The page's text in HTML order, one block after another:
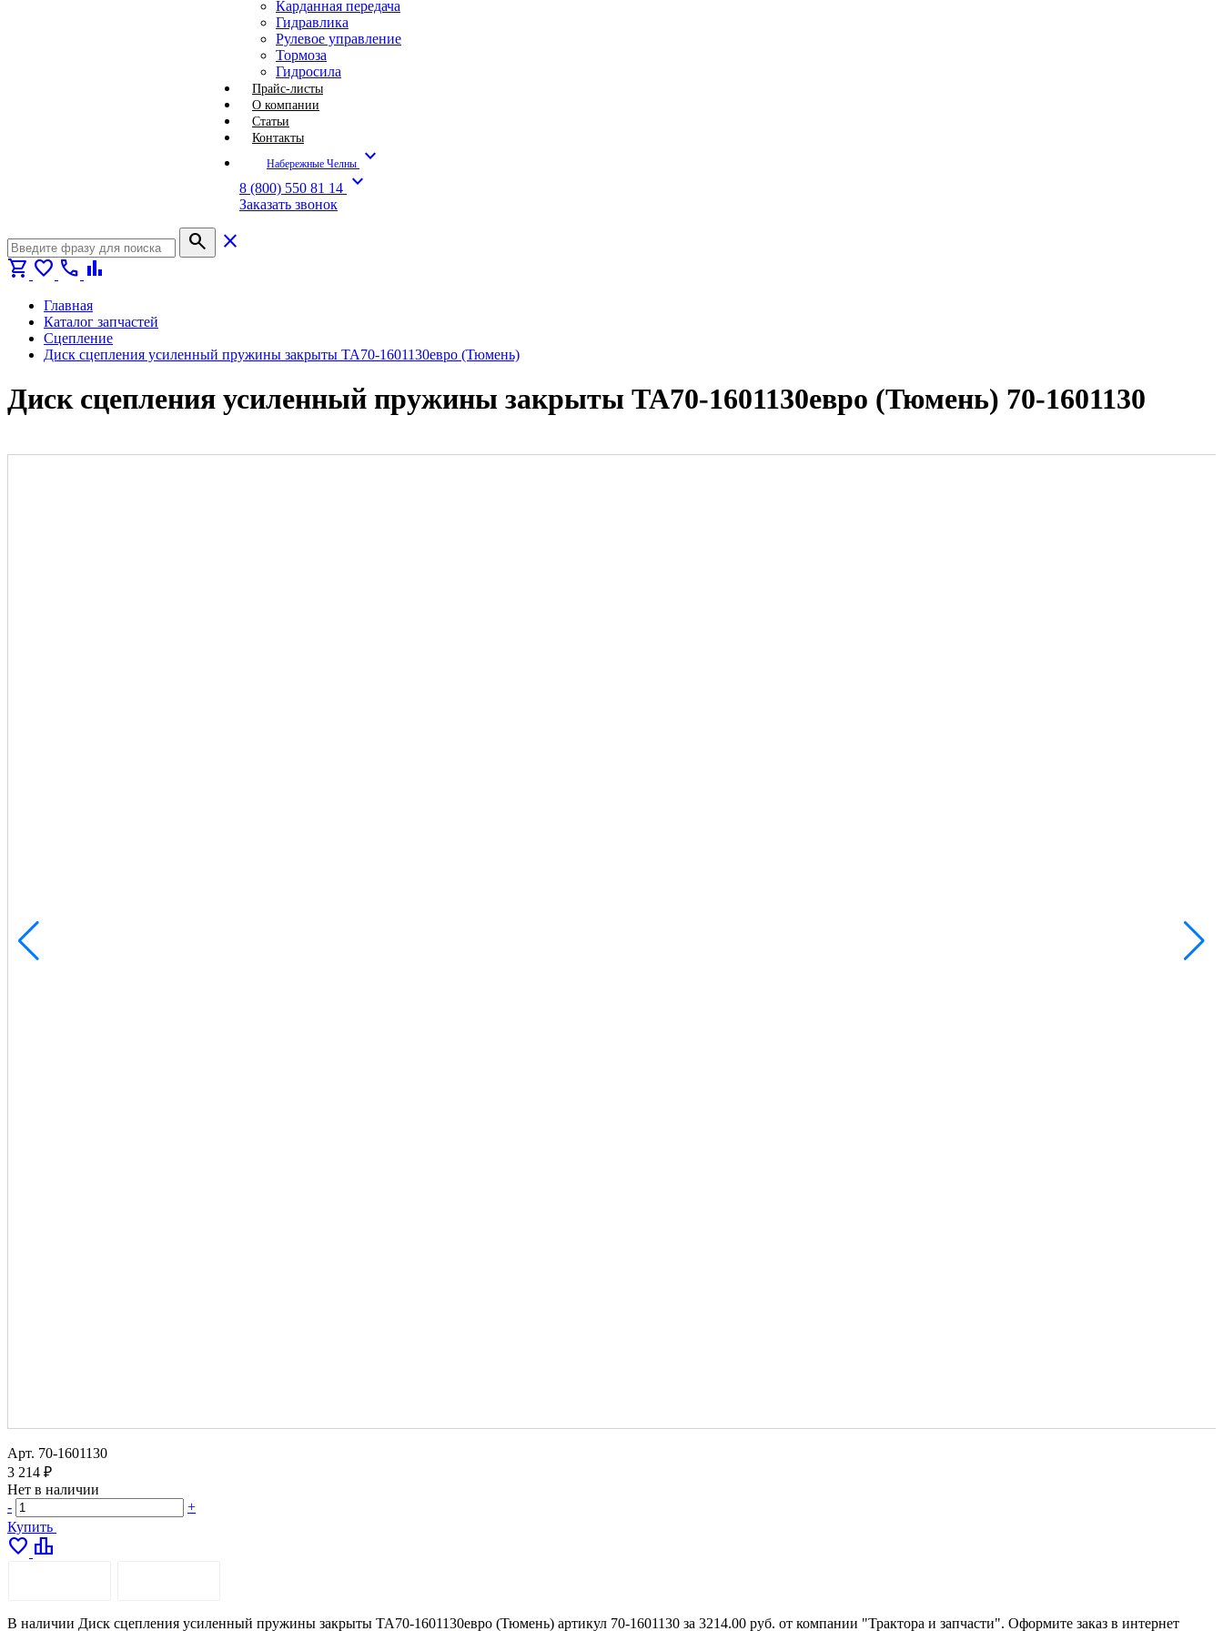
Карданная передача
Гидравлика
Рулевое управление
Тормоза
Гидросила
Прайс-листы
О компании
Статьи
Контакты
Набережные Челны expand_more
8 (800) 550 81 14 expand_more
Заказать звонок
search
close
shopping_cart favorite call bar_chart
Главная
Каталог запчастей
Сцепление
Диск сцепления усиленный пружины закрыты ТА70-1601130евро (Тюмень)
Диск сцепления усиленный пружины закрыты ТА70-1601130евро (Тюмень) 70-1601130
Арт. 70-1601130
3 214 ₽
Нет в наличии
-
+
Купить
favorite leaderboard
В наличии Диск сцепления усиленный пружины закрыты ТА70-1601130евро (Тюмень) артикул 70-1601130 за 3214.00 руб. от компании "Трактора и запчасти". Оформите заказ в интернет